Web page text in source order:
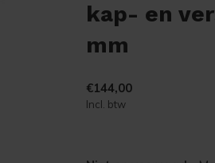
kap- en
mm
€144,00
Incl. btw